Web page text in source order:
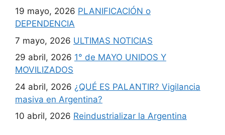
19 mayo, 2026 PLANIFICACIÓN o
DEPENDENCIA
7 mayo, 2026 ULTIMAS NOTICIAS
29 abril, 2026 1° de MAYO UNIDOS Y
MOVILIZADOS
24 abril, 2026 ¿QUÉ ES PALANTIR? Vigilancia
masiva en Argentina?
10 abril, 2026 Reindustrializar la Argentina